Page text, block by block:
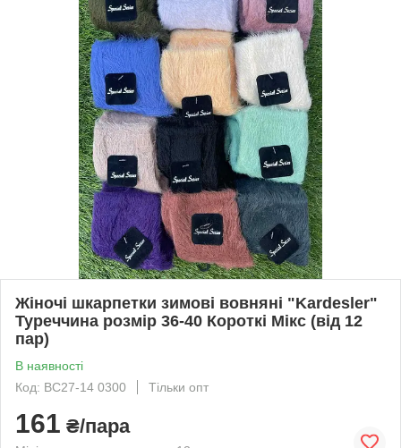
Жіночі шкарпетки зимові вовняні "Kardesler"
Туреччина розмір 36-40 Короткі Мікс (від 12
пар)
В наявності
Код: BC27-14 0300
Тільки опт
161 ₴/пара